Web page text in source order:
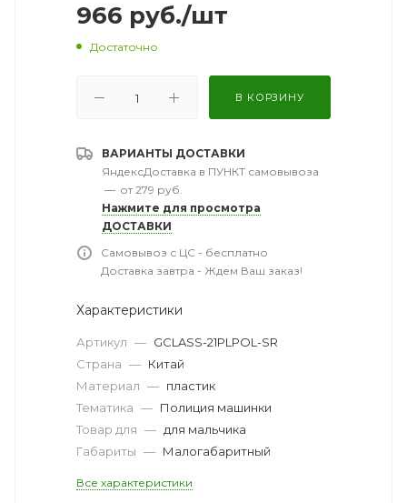
966 руб./шт
Достаточно
В КОРЗИНУ
ВАРИАНТЫ ДОСТАВКИ
ЯндексДоставка в ПУНКТ самовывоза
— от 279 руб.
Нажмите для просмотра
ДОСТАВКИ
Самовывоз с ЦС - бесплатно
Доставка завтра - Ждем Ваш заказ!
Характеристики
Артикул — GCLASS-21PLPOL-SR
Страна — Китай
Материал — пластик
Тематика — Полиция машинки
Товар для — для мальчика
Габариты — Малогабаритный
Все характеристики